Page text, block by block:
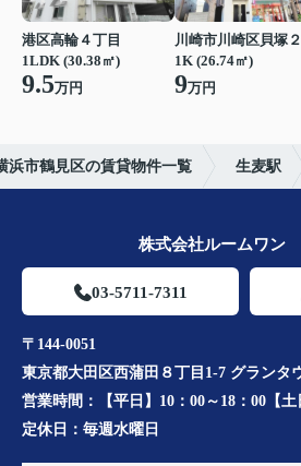
港区高輪４丁目
1LDK (30.38㎡)
9.5万円
1K (26.74㎡)
9万円
浜市鶴見区の賃貸物件一覧 生麦駅
株式会社ルームワン
03-5711-7311
〒144-0051
東京都大田区西蒲田８丁目1-7 グランタ
営業時間：
【平日】10：00～18：00【
定休日： 毎週水曜日